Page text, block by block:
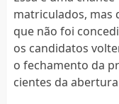
matriculados, mas
que não foi
os candidatos
o fechamento da
cientes da